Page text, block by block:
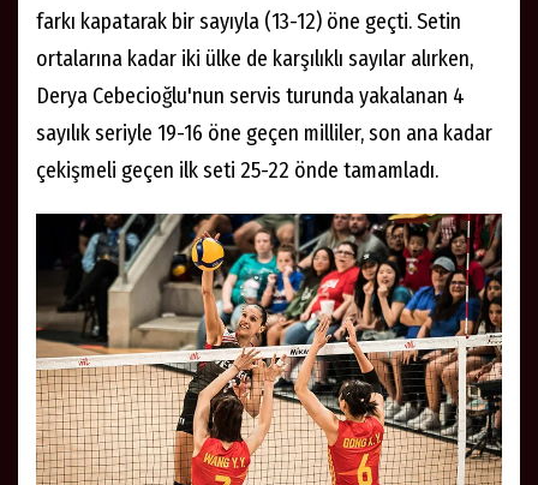
farkı kapatarak bir sayıyla (13-12) öne geçti. Setin
ortalarına kadar iki ülke de karşılıklı sayılar alırken,
Derya Cebecioğlu'nun servis turunda yakalanan 4
sayılık seriyle 19-16 öne geçen milliler, son ana kadar
çekişmeli geçen ilk seti 25-22 önde tamamladı.